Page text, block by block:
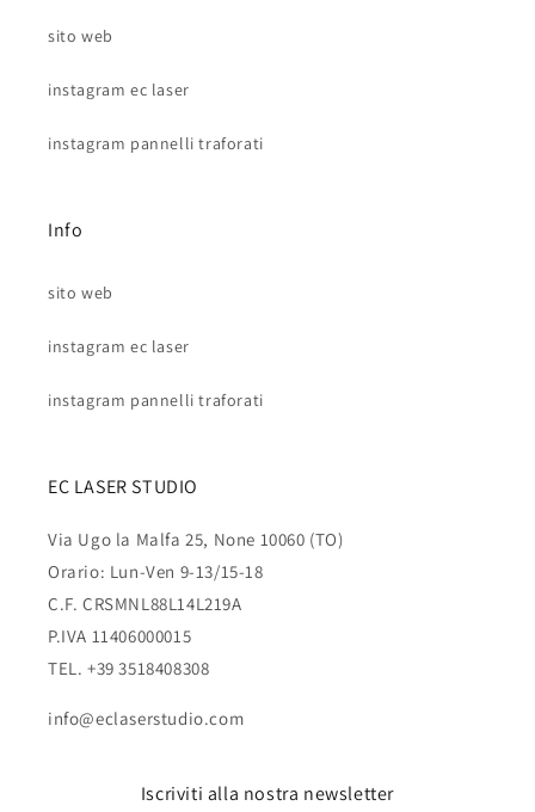
sito web
instagram ec laser
instagram pannelli traforati
Info
sito web
instagram ec laser
instagram pannelli traforati
EC LASER STUDIO
Via Ugo la Malfa 25, None 10060 (TO)
Orario: Lun-Ven 9-13/15-18
C.F. CRSMNL88L14L219A
P.IVA 11406000015
TEL. +39 3518408308
info@eclaserstudio.com
Iscriviti alla nostra newsletter